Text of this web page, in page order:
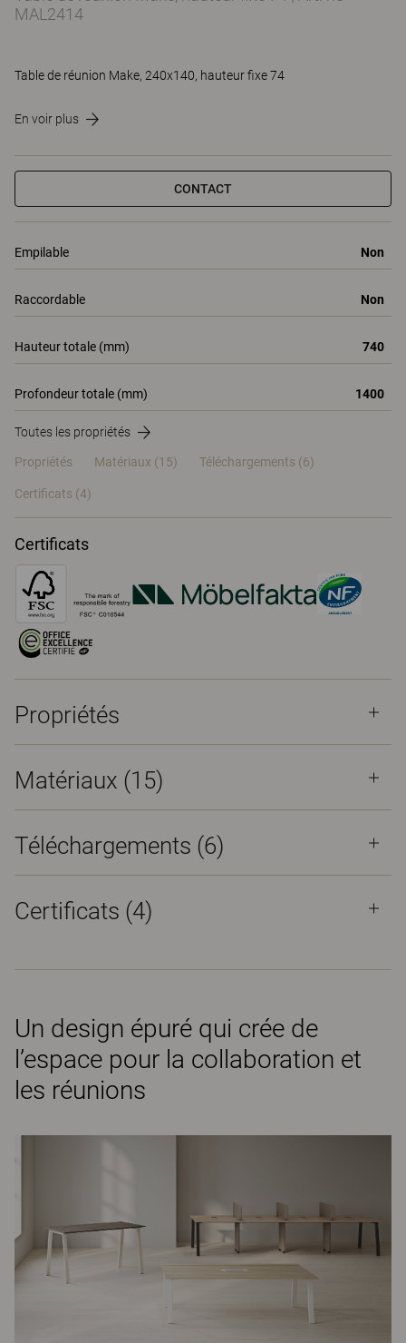
MAL2414
Table de réunion Make, 240x140, hauteur fixe 74
En voir plus
CONTACT
Empilable Non
Raccordable Non
Hauteur totale (mm) 740
Profondeur totale (mm) 1400
Toutes les propriétés
Propriétés Matériaux (15) Téléchargements (6)
Certificats (4)
Certificats
Propriétés
Matériaux (15)
Téléchargements (6)
Certificats (4)
Un design épuré qui crée de
l’espace pour la collaboration et
les réunions